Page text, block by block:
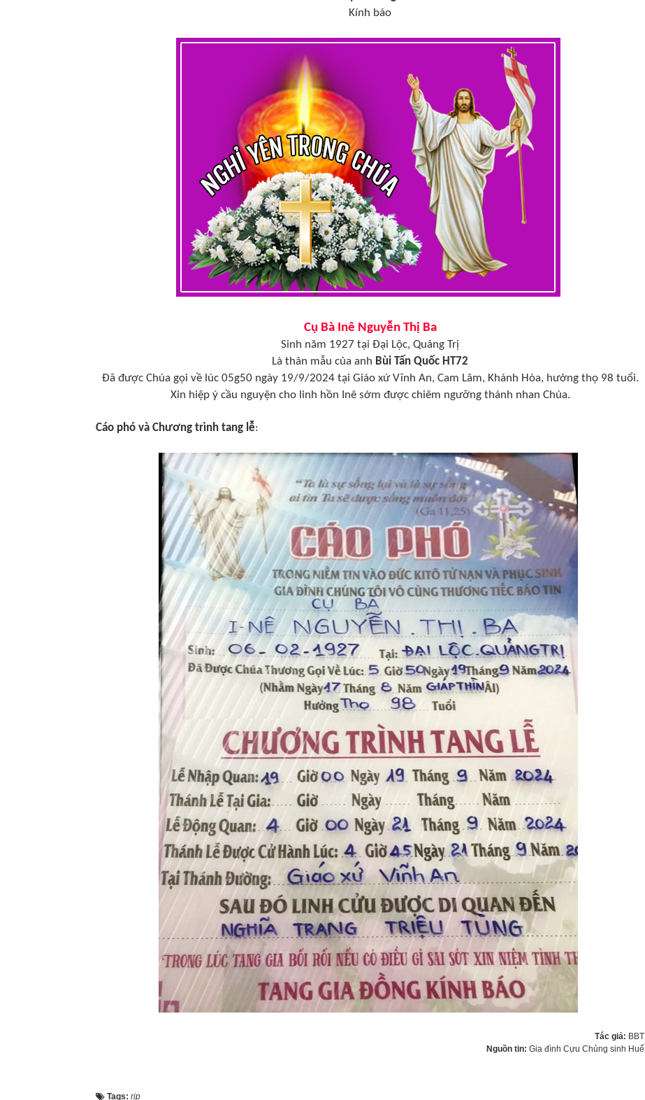
Kính báo
Cụ Bà Inê Nguyễn Thị Ba
Sinh năm 1927 tại Đại Lộc, Quảng Trị
Là thân mẫu của anh Bùi Tấn Quốc HT72
Đã được Chúa gọi về lúc 05g50 ngày 19/9/2024 tại Giáo xứ Vĩnh An, Cam Lâm, Khánh Hòa, hưởng thọ 98 tuổi.
Xin hiệp ý cầu nguyện cho linh hồn Inê sớm được chiêm ngưỡng thánh nhan Chúa.
Cáo phó và Chương trình tang lễ:
Tác giả: BBT
Nguồn tin: Gia đình Cựu Chủng sinh Huế
Tags: rip